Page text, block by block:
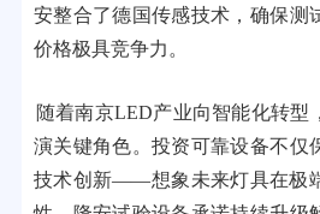
安整合了德国传感技术，确保测
价格极具竞争力。
随着南京LED产业向智能化转型
演关键角色。投资可靠设备不仅
技术创新——想象未来灯具在极